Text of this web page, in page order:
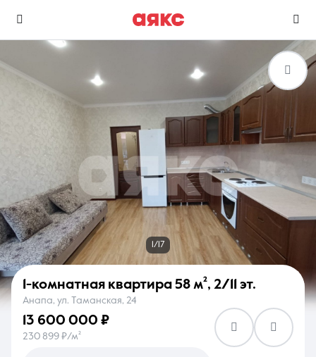
г. Анапа
0 объявлений
Сравнение
0 объявлений
Недвижимость Услуги
О компании
1/17
1-комнатная квартира 58 м², 2/11 эт.
Анапа, ул. Таманская, 24
13 600 000 ₽
230 899 ₽/м²